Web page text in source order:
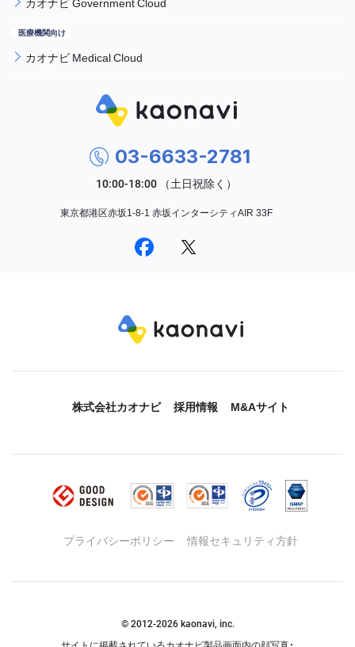
カオナビ Medical Cloud
03-6633-2781
東京都港区赤坂1-8-1 赤坂インターシティAIR 33F
株式会社カオナビ 採用情報 M&Aサイト
プライバシーポリシー 情報セキュリティ方針
© 2012-2026kaonavi, inc.